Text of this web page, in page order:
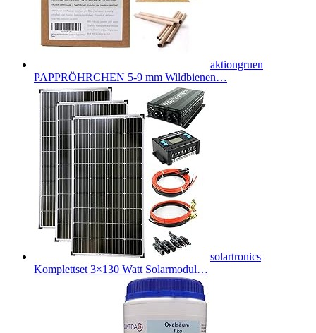
aktiongruen
PAPPRÖHRCHEN 5-9 mm Wildbienen…
solartronics
Komplettset 3×130 Watt Solarmodul…